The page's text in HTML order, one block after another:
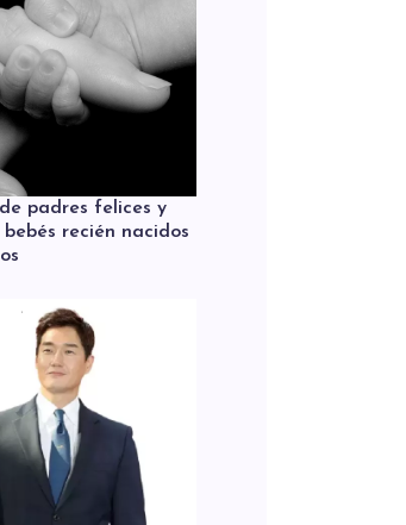
padres felices y
bebés recién nacidos